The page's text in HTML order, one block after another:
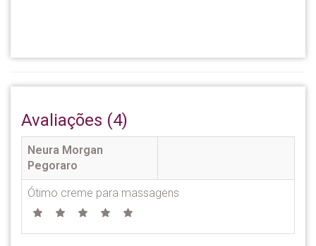
Avaliações (4)
Neura Morgan
Pegoraro
Ótimo creme para massagens